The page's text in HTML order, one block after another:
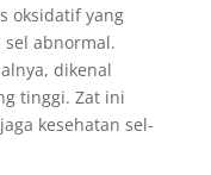
oksidatif yang
abnormal.
dikenal
tinggi. Zat ini
kesehatan sel-